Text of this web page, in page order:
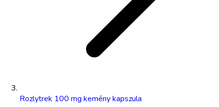
Rozlytrek 100 mg kemény kapszula